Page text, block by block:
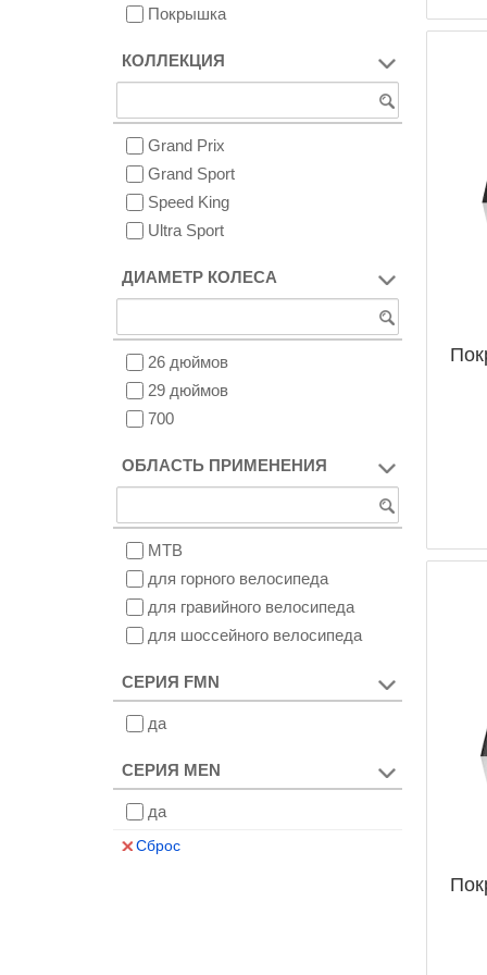
Покрышка
КОЛЛЕКЦИЯ
Grand Prix
Grand Sport
Speed King
Ultra Sport
ДИАМЕТР КОЛЕСА
26 дюймов
29 дюймов
700
ОБЛАСТЬ ПРИМЕНЕНИЯ
MTB
для горного велосипеда
для гравийного велосипеда
для шоссейного велосипеда
СЕРИЯ FMN
да
СЕРИЯ MEN
да
Сброс